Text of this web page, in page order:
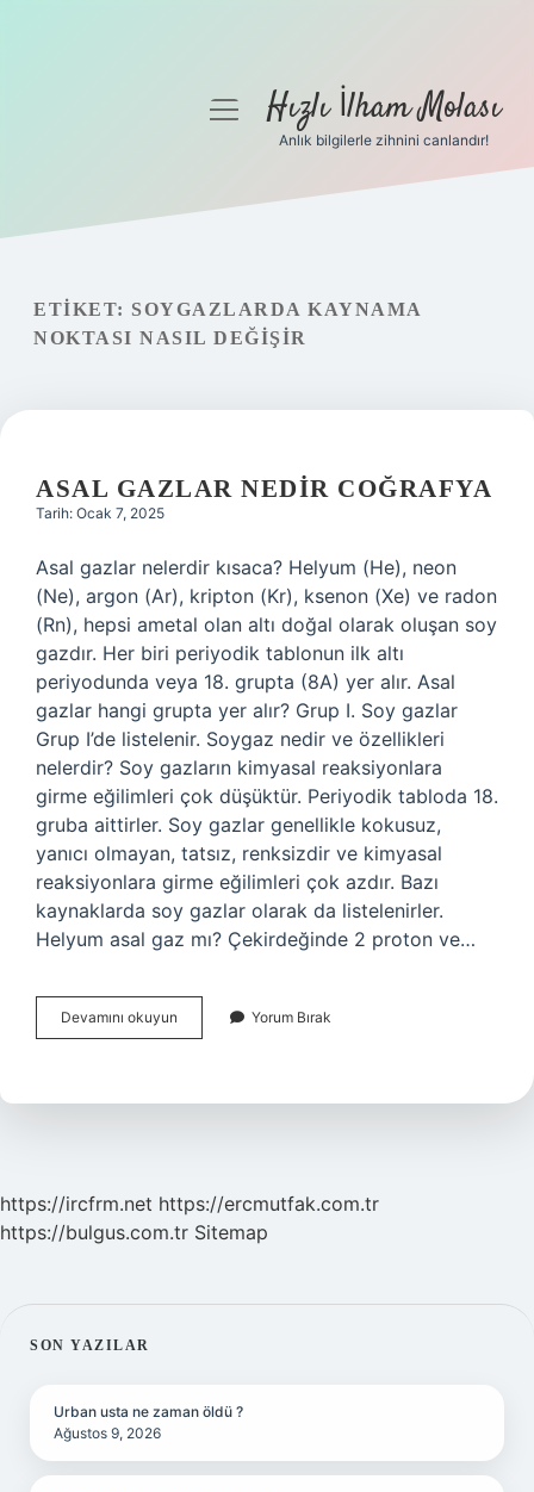
Gizlilik Politikası
Hakkımızda
menüyüHızlı İlham Molası
Anlık bilgilerle zihnini canlandır!
ETIKET: SOYGAZLARDA KAYNAMA
NOKTASI NASIL DEĞIŞIR
ASAL GAZLAR NEDIR COĞRAFYA
Tarih: Ocak 7, 2025
Asal gazlar nelerdir kısaca? Helyum (He), neon
(Ne), argon (Ar), kripton (Kr), ksenon (Xe) ve radon
(Rn), hepsi ametal olan altı doğal olarak oluşan soy
gazdır. Her biri periyodik tablonun ilk altı
periyodunda veya 18. grupta (8A) yer alır. Asal
gazlar hangi grupta yer alır? Grup I. Soy gazlar
Grup I’de listelenir. Soygaz nedir ve özellikleri
nelerdir? Soy gazların kimyasal reaksiyonlara
girme eğilimleri çok düşüktür. Periyodik tabloda 18.
gruba aittirler. Soy gazlar genellikle kokusuz,
yanıcı olmayan, tatsız, renksizdir ve kimyasal
reaksiyonlara girme eğilimleri çok azdır. Bazı
kaynaklarda soy gazlar olarak da listelenirler.
Helyum asal gaz mı? Çekirdeğinde 2 proton ve…
Devamını okuyun
Gazlar
Yorum Bırak
https://ircfrm.net https://ercmutfak.com.tr
https://bulgus.com.tr Sitemap
SIDEBAR
SON YAZILAR
Urban usta ne zaman öldü ?
Ağustos 9, 2026